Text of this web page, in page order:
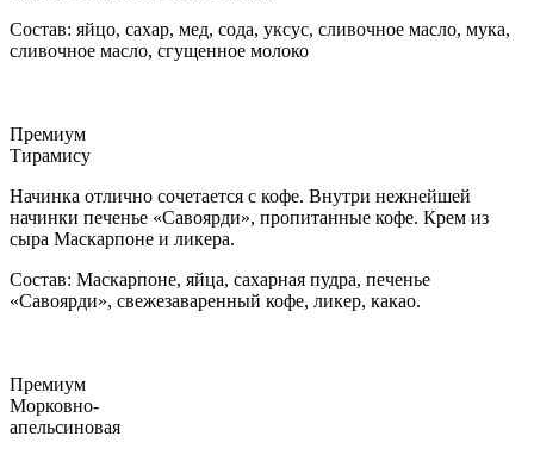
Состав: яйцо, сахар, мед, сода, уксус, сливочное масло, мука,
сливочное масло, сгущенное молоко
Премиум
Тирамису
Начинка отлично сочетается с кофе. Внутри нежнейшей
начинки печенье «Савоярди», пропитанные кофе. Крем из
сыра Маскарпоне и ликера.
Состав: Маскарпоне, яйца, сахарная пудра, печенье
«Савоярди», свежезаваренный кофе, ликер, какао.
Премиум
Морковно-
апельсиновая